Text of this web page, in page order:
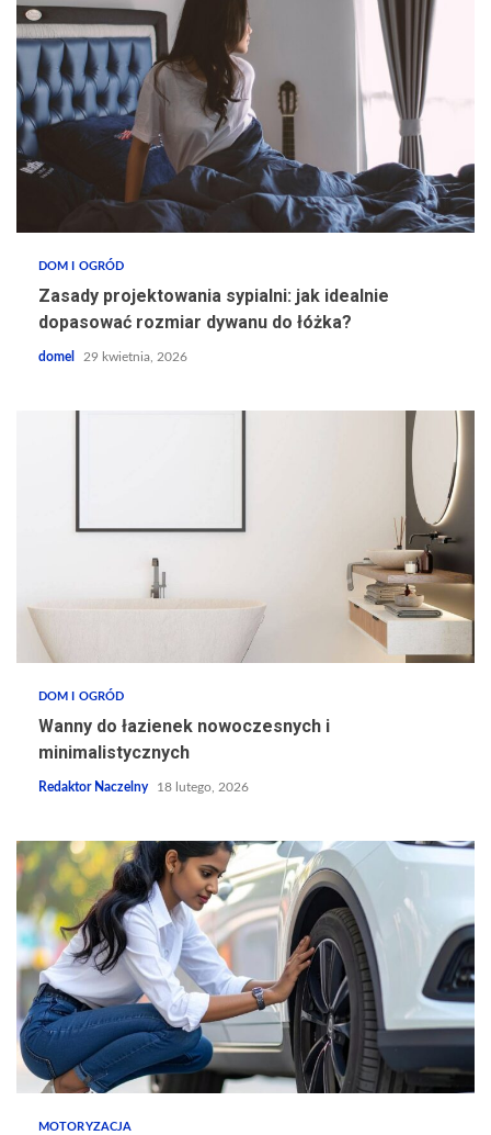
DOM I OGRÓD
Zasady projektowania sypialni: jak idealnie
dopasować rozmiar dywanu do łóżka?
domel 29 kwietnia, 2026
DOM I OGRÓD
Wanny do łazienek nowoczesnych i
minimalistycznych
Redaktor Naczelny 18 lutego, 2026
MOTORYZACJA